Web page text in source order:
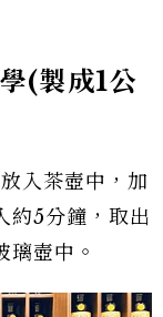
(製成1公
入茶壺中，加
約5分鐘，取出
璃壺中。